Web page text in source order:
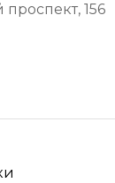
156